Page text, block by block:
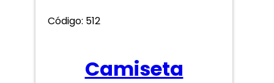
Código: 512
Camiseta